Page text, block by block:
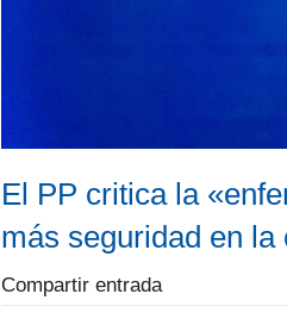
El PP critica la
más seguridad en la
Compartir entrada